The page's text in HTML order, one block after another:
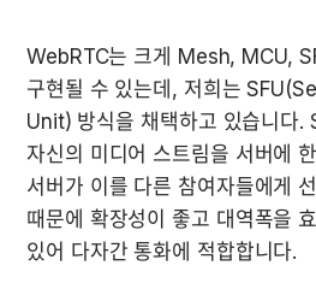
WebRTC는 크게 Mesh, MCU,
구현될 수 있는데, 저희는
Unit) 방식을 채택하고 있습니다.
자신의 미디어 스트림을 서버에
서버가 이를 다른 참여자들에게
때문에 확장성이 좋고 대역폭을
있어 다자간 통화에 적합합니다.